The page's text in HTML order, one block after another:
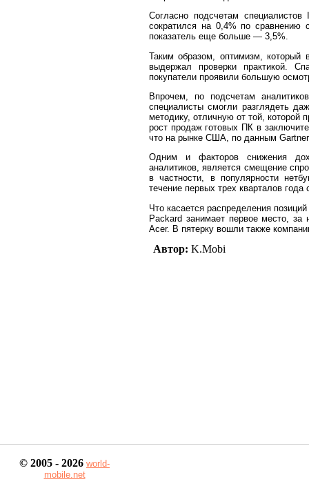
Согласно подсчетам
сократился на 0,4% по
показатель еще больше — 3,5%.
Таким образом, оптимизм, который
выдержал проверки практикой.
покупатели проявили большую
Впрочем, по подсчетам
специалисты смогли разглядеть
методику, отличную от той, которой
рост продаж готовых ПК в
что на рынке США, по данным
Одним и факторов снижения
аналитиков, является смещение
в частности, в популярности
течение первых трех кварталов
Что касается распределения
Packard занимает первое место,
Acer. В пятерку вошли также
Автор: K.Mobi
© 2005 - 2026 world-
mobile.net